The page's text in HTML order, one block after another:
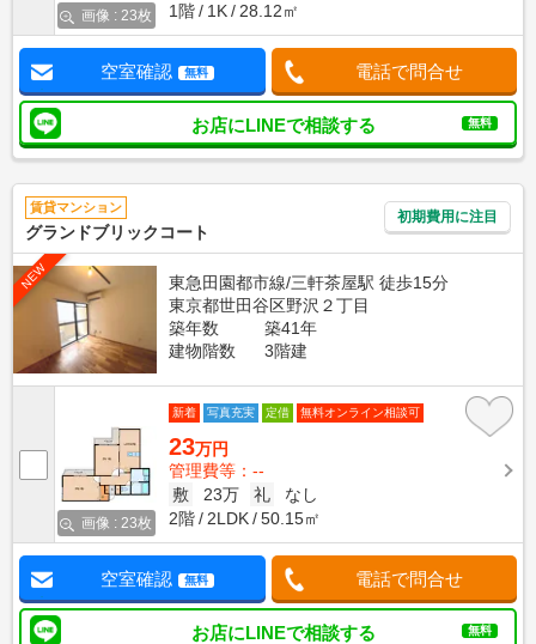
画像 : 23枚
1階
1K 28.12㎡
空室確認 無料 電話で問合せ
お店にLINEで相談する 無料
賃貸マンション
グランドブリックコート
初期費用に注目
NEW
東急田園都市線/三軒茶屋駅 徒歩15分
東京都世田谷区野沢２丁目
築年数
築41年
建物階数
3階建
画像 : 23枚
新着 写真充実 定借 無料オンライン相談可
23万円
管理費等：--
敷
23万 礼
なし
2階
2LDK 50.15㎡
空室確認 無料 電話で問合せ
お店にLINEで相談する 無料